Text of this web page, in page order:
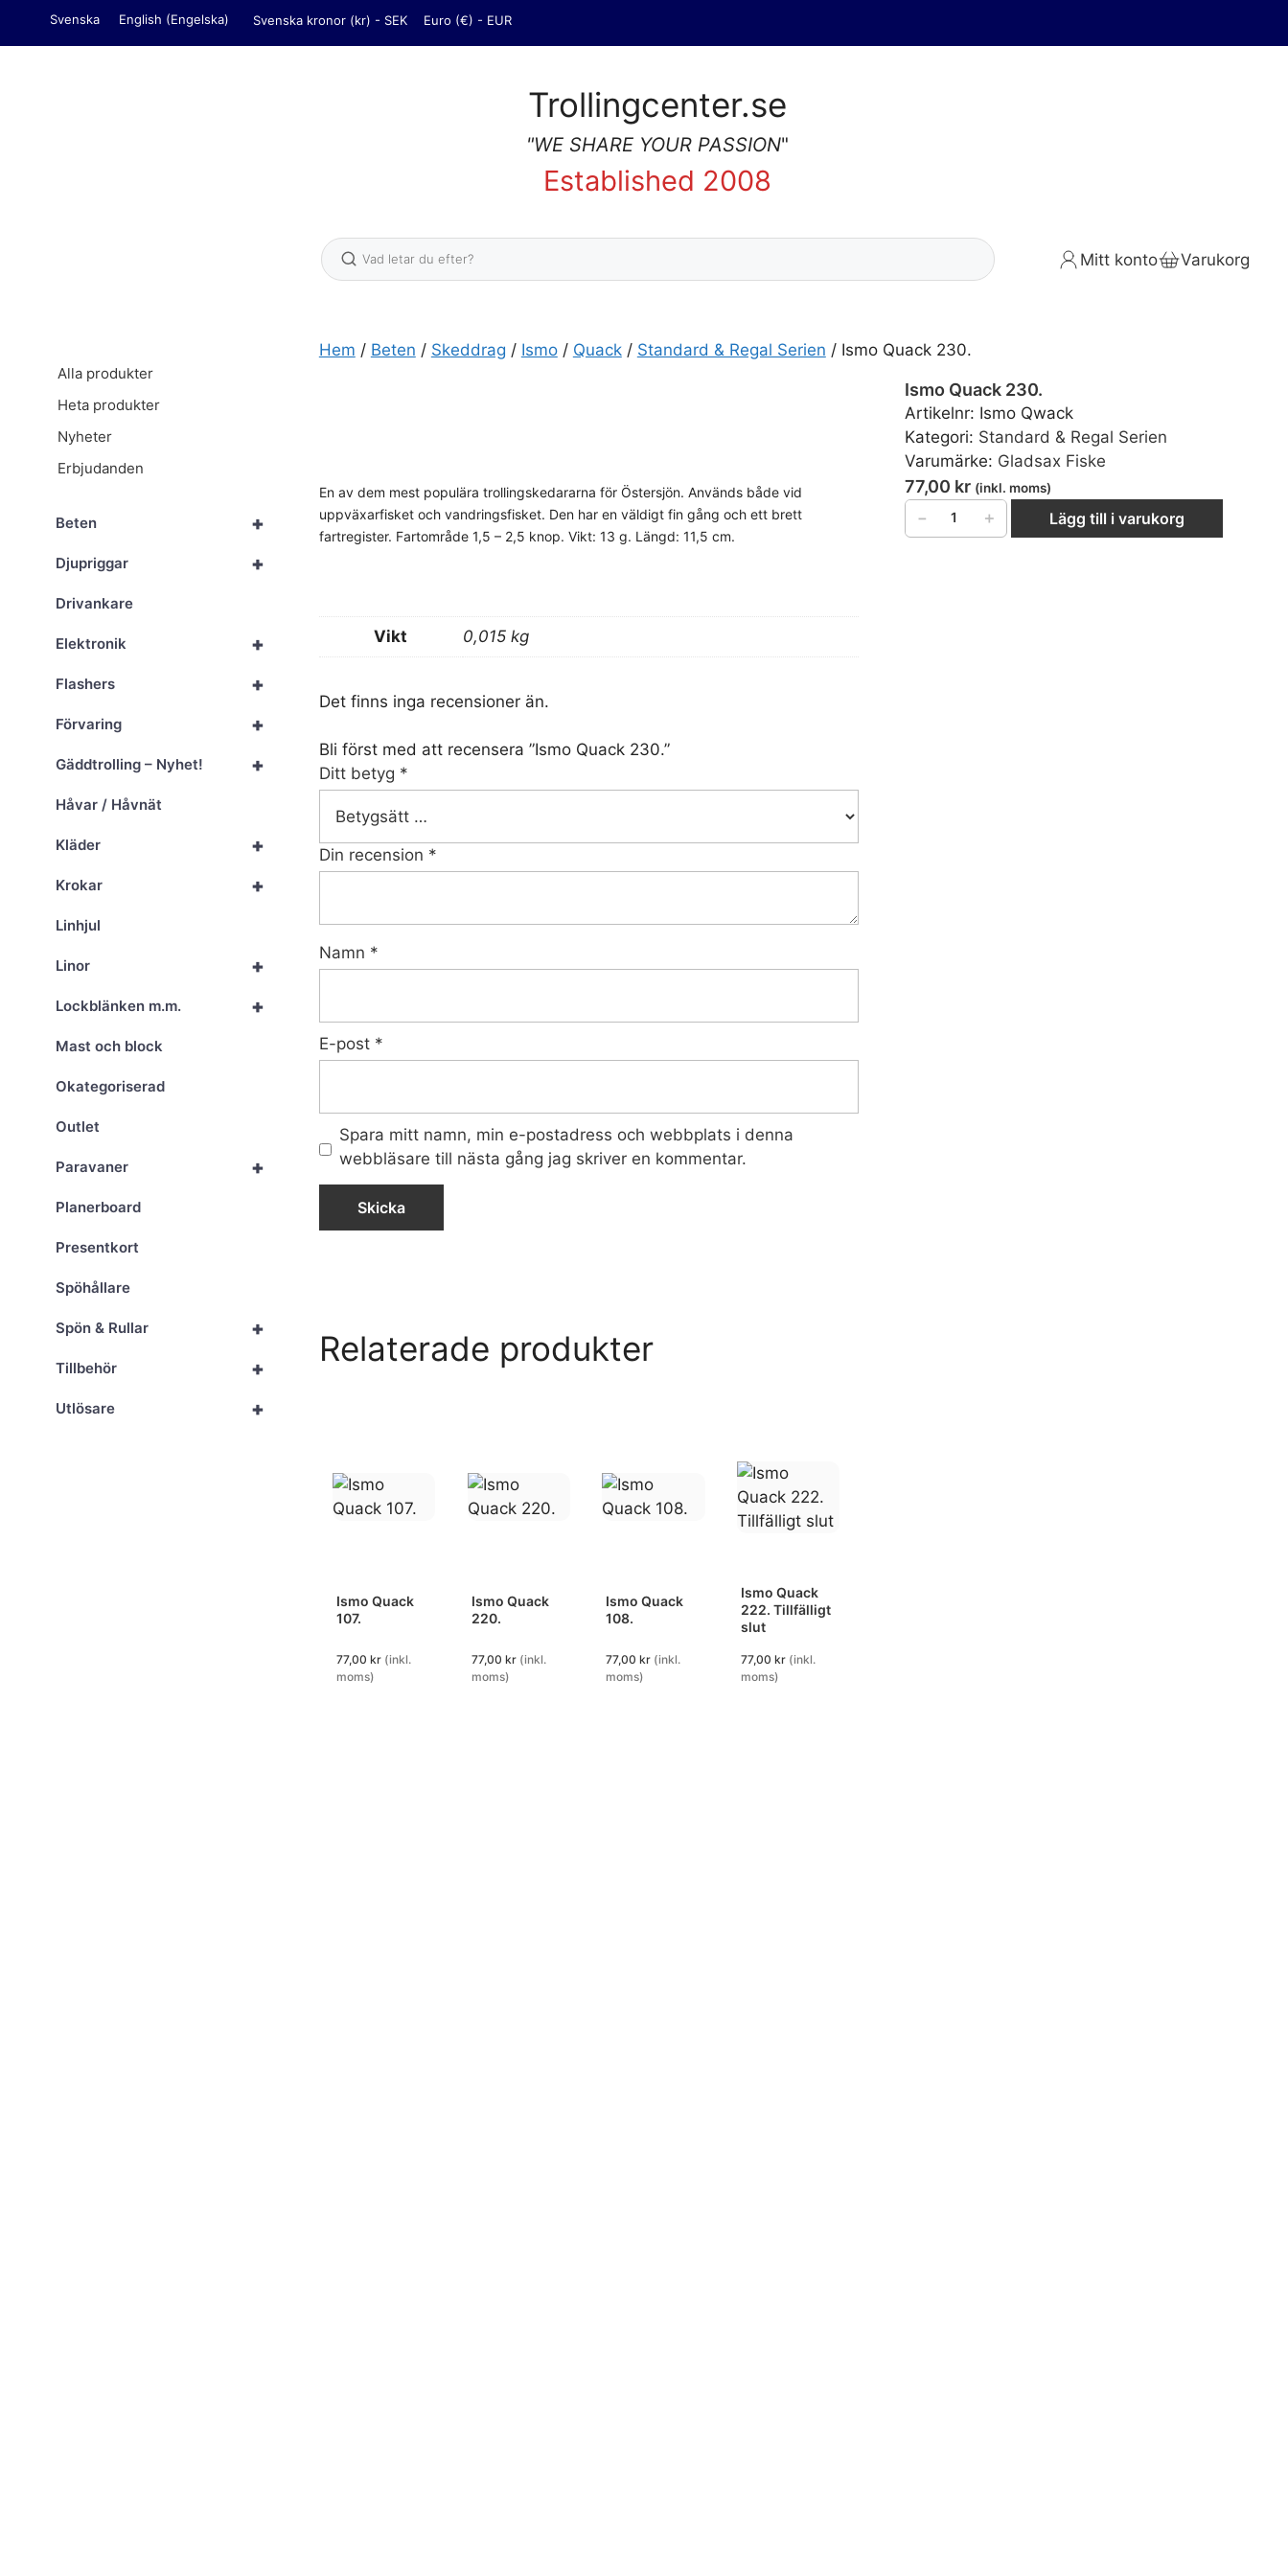
Svenska kronor (kr) - SEK Euro (€) - EUR
Svenska English (Engelska)
Trollingcenter.se
"WE SHARE YOUR PASSION"
Established 2008
Mitt konto Varukorg
Hem / Beten / Skeddrag / Ismo/ Quack/ Standard & Regal Serien / Ismo Quack 230.
Ismo Quack 230.
77,00 kr (inkl. moms)
− ＋ Lägg till i varukorg
Artikelnr: Ismo Qwack
Kategori: Standard & Regal Serien
Varumärke: Gladsax Fiske
En av dem mest populära trollingskedararna för Östersjön. Används både vid
uppväxarfisket och vandringsfisket. Den har en väldigt fin gång och ett brett
fartregister. Fartområde 1,5 – 2,5 knop. Vikt: 13 g. Längd: 11,5 cm.
Vikt 0,015 kg
Det finns inga recensioner än.
Bli först med att recensera ”Ismo Quack 230.”
Ditt betyg *
Din recension *
Namn *
E-post *
Spara mitt namn, min e-postadress och webbplats i denna
webbläsare till nästa gång jag skriver en kommentar.
Relaterade produkter
Ismo Quack
107.
77,00 kr (inkl.
moms)
Ismo Quack
220.
77,00 kr (inkl.
moms)
Ismo Quack
108.
77,00kr (inkl.
moms)
Ismo Quack
222. Tillfälligt
slut
77,00kr (inkl.
moms)
Alla produkter
Heta produkter
Nyheter
Erbjudanden
+
Beten
+
Djupriggar
Drivankare
+
Elektronik
+
Flashers
+
Förvaring
+
Gäddtrolling – Nyhet!
Håvar / Håvnät
+
Kläder
+
Krokar
Linhjul
+
Linor
+
Lockblänken m.m.
Mast och block
Okategoriserad
Outlet
+
Paravaner
Planerboard
Presentkort
Spöhållare
+
Spön & Rullar
+
Tillbehör
+
Utlösare